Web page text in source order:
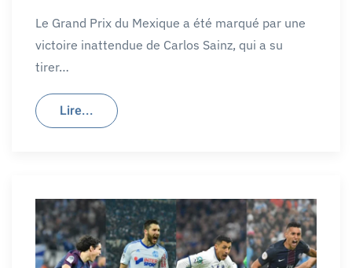
Le Grand Prix du Mexique a été marqué par une
victoire inattendue de Carlos Sainz, qui a su
tirer…
Lire...